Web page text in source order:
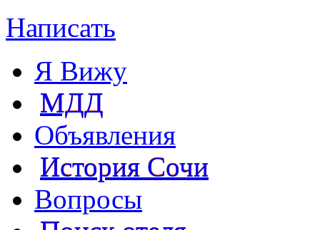
Написать
Я Вижу
МДД
Объявления
История Сочи
Вопросы